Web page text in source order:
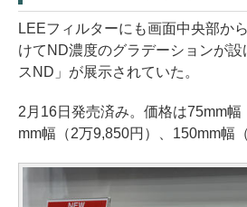
LEEフィルターにも画面中央部か
けてND濃度のグラデーションが
スND」が展示されていた。
2月16日発売済み。価格は75mm
mm幅（2万9,850円）、150mm幅